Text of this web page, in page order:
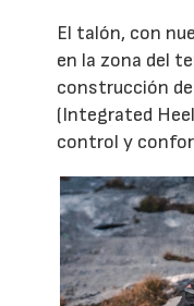
El talón, con
en la zona del
construcción
(Integrated
control y